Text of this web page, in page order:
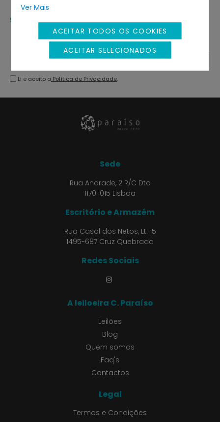
Ver Mais
ACEITAR TODOS OS COOKIES
ACEITAR SELECIONADOS
Subscreva a newsletter
Fique sempre a par das melhores oportunidades de
negócio.
SUBSCREVER
Li e aceito a Política de Privacidade.
Sede
Rua Andrade, 2 R/C Dto
1170-015 Lisboa
Escritório e Armazém
Rua Casal dos Netos, Lt. 15
1495-687 Cruz Quebrada
Redes Sociais
A leiloeira C. Paraíso
Leilões
Blog
Quem somos
Faq's
Contactos
Legal
Termos e Condições